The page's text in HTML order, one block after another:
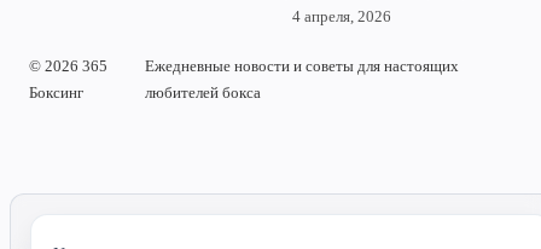
4 апреля, 2026
© 2026 365
Боксинг
Ежедневные новости и советы для настоящих
любителей бокса